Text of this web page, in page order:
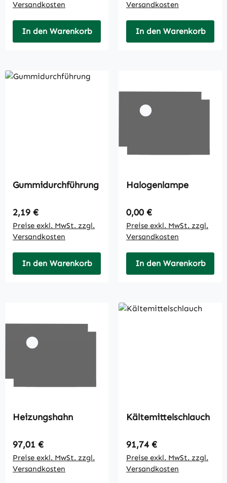
Versandkosten
In den Warenkorb
Versandkosten
In den Warenkorb
Gummidurchführung
Regulärer Preis:
2,19 €
Preise exkl. MwSt. zzgl.
Versandkosten
In den Warenkorb
Halogenlampe
Regulärer Preis:
0,00 €
Preise exkl. MwSt. zzgl.
Versandkosten
In den Warenkorb
Heizungshahn
Regulärer Preis:
97,01 €
Preise exkl. MwSt. zzgl.
Versandkosten
Kältemittelschlauch
Regulärer Preis:
91,74 €
Preise exkl. MwSt. zzgl.
Versandkosten